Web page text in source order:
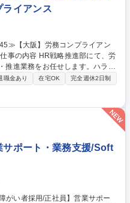
ライアンス
推進業務をお任せします。ハラス
法令や社内規程に基づく運用の高
て働ける環境づ
具体的に】■ハラスメント防止お
企画、運営 ■ハラスメント事案や
ヒアリング、事実整理、対応方針
運用・管理、改善提案 ■懲戒関
立案、推進 ■労務リスクの予防に
職金あり 在宅OK
完全週休2日制
サポート・業務支援/Soft